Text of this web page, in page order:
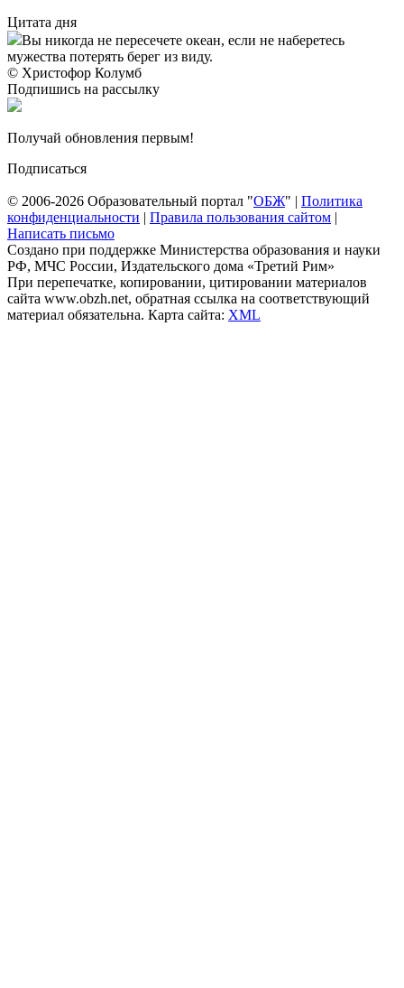
Цитата дня
Вы никогда не пересечете океан, если не наберетесь
мужества потерять берег из виду.
© Христофор Колумб
Подпишись на рассылку
Получай обновления первым!
Подписаться
© 2006-2026 Образовательный портал "ОБЖ" | Политика
конфиденциальности | Правила пользования сайтом |
Написать письмо
Создано при поддержке Министерства образования и науки
РФ, МЧС России, Издательского дома «Третий Рим»
При перепечатке, копировании, цитировании материалов
сайта www.obzh.net, обратная ссылка на соответствующий
материал обязательна. Карта сайта: XML